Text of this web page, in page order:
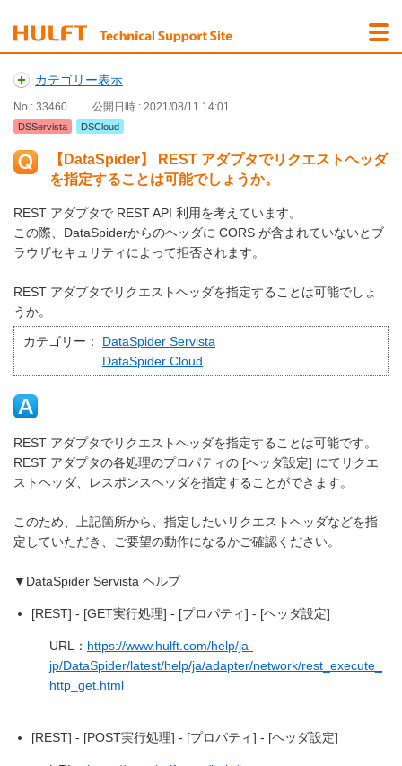
カテゴリー表示
No : 33460 公開日時 : 2021/08/11 14:01
DSServista DSCloud
【DataSpider】 REST アダプタでリクエストヘッダ
を指定することは可能でしょうか。
REST アダプタで REST API 利用を考えています。
この際、DataSpiderからのヘッダに CORS が含まれていないとブ
ラウザセキュリティによって拒否されます。
REST アダプタでリクエストヘッダを指定することは可能でしょ
うか。
カテゴリー：
DataSpider Servista
DataSpider Cloud
REST アダプタでリクエストヘッダを指定することは可能です。
REST アダプタの各処理のプロパティの [ヘッダ設定] にてリクエ
ストヘッダ、レスポンスヘッダを指定することができます。
このため、上記箇所から、指定したいリクエストヘッダなどを指
定していただき、ご要望の動作になるかご確認ください。
▼DataSpider Servista ヘルプ
[REST] - [GET実行処理] - [プロパティ] - [ヘッダ設定]
URL： https://www.hulft.com/help/ja-
jp/DataSpider/latest/help/ja/adapter/network/rest_execute_
http_get.html
[REST] - [POST実行処理] - [プロパティ] - [ヘッダ設定]